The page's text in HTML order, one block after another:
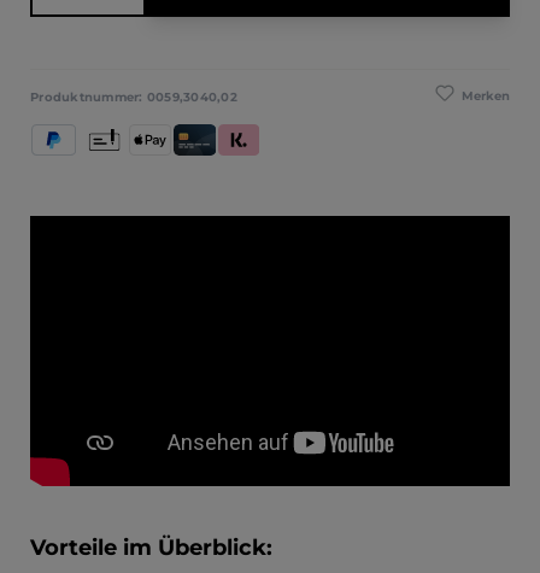
Merken
Produktnummer: 0059,3040,02
PayPal Apple PayKredit- und Debitkarte
Klarna (Rechnung / Ratenkauf / Sofort)
Vorkasse
Vorteile im Überblick: